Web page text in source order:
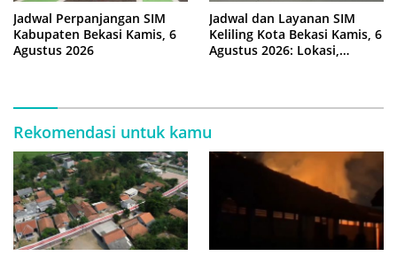
Jadwal Perpanjangan SIM
Kabupaten Bekasi Kamis, 6
Agustus 2026
Jadwal dan Layanan SIM
Keliling Kota Bekasi Kamis, 6
Agustus 2026: Lokasi,
Rekomendasi untuk kamu